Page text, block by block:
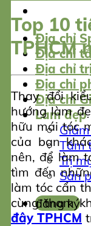
Địa chỉ
Địa chỉ
Địa chỉ
Địa chỉ
Địa chỉ
Làm đẹp
Tắm
Trị
Sản
đăng ký
Top 10
TPHCM
Thay đổi
hướng làm
hữu mái tóc
của bạn
nên, để làm
tìm đến
làm tóc cẩn
cùng tham
đây TPHCM